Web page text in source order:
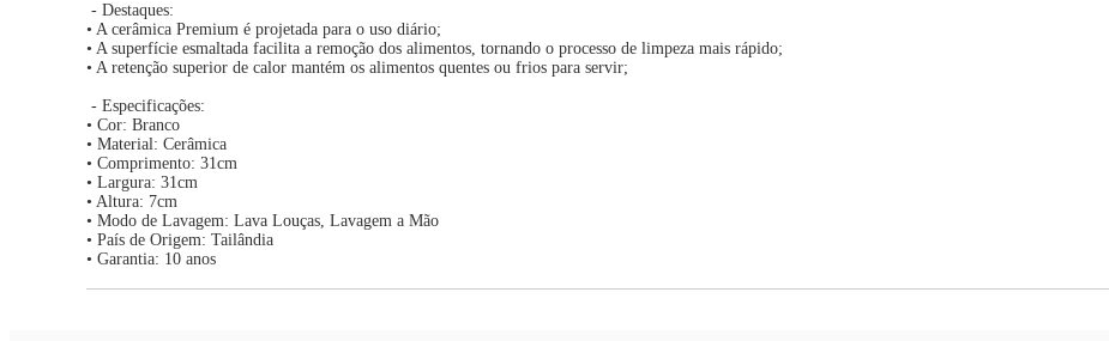
- Destaques:
• A cerâmica Premium é projetada para o uso diário;
• A superfície esmaltada facilita a remoção dos alimentos, tornando o processo de limpeza mais rápido;
• A retenção superior de calor mantém os alimentos quentes ou frios para servir;
- Especificações:
• Cor: Branco
• Material: Cerâmica
• Comprimento: 31cm
• Largura: 31cm
• Altura: 7cm
• Modo de Lavagem: Lava Louças, Lavagem a Mão
• País de Origem: Tailândia
• Garantia: 10 anos